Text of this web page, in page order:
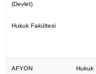
(Devlet)
Hukuk Fakültesi
AFYON
Hukuk